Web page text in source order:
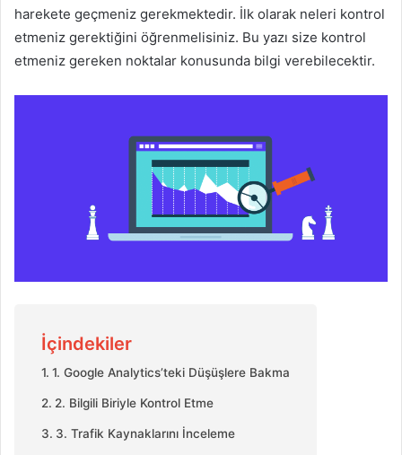
harekete geçmeniz gerekmektedir. İlk olarak neleri kontrol
etmeniz gerektiğini öğrenmelisiniz. Bu yazı size kontrol
etmeniz gereken noktalar konusunda bilgi verebilecektir.
İçindekiler
1. Google Analytics’teki Düşüşlere Bakma
2. Bilgili Biriyle Kontrol Etme
3. Trafik Kaynaklarını İnceleme